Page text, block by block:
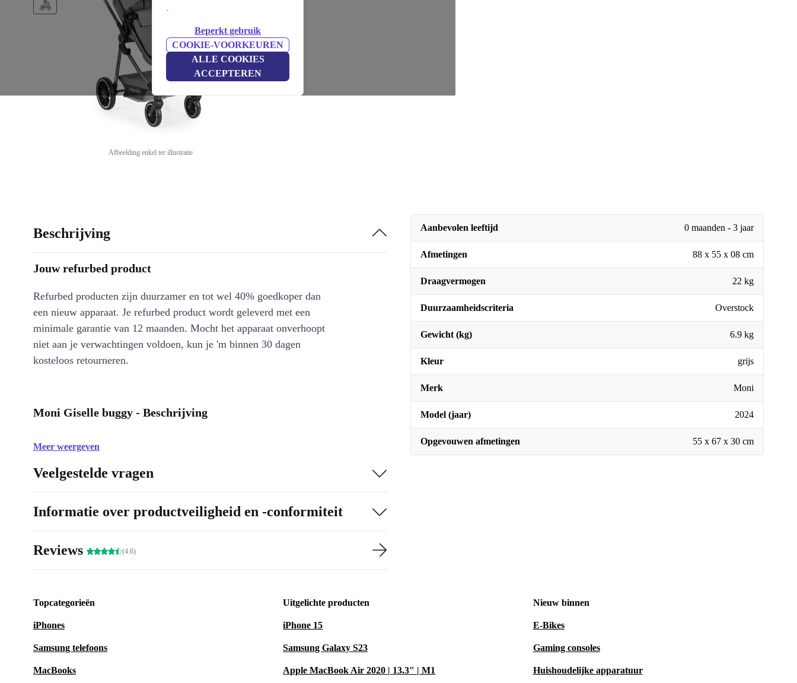
.
Beperkt gebruik
COOKIE-VOORKEUREN
ALLE COOKIES
ACCEPTEREN
Afbeelding enkel ter illustratie
Aanbevolen leeftijd 0 maanden - 3 jaar
Afmetingen 88 x 55 x 08 cm
Draagvermogen 22 kg
Duurzaamheidscriteria Overstock
Gewicht (kg) 6.9 kg
Kleur grijs
Merk Moni
Model (jaar) 2024
Opgevouwen afmetingen 55 x 67 x 30 cm
Beschrijving
Jouw refurbed product
Refurbed producten zijn duurzamer en tot wel 40% goedkoper dan
een nieuw apparaat. Je refurbed product wordt geleverd met een
minimale garantie van 12 maanden. Mocht het apparaat onverhoopt
niet aan je verwachtingen voldoen, kun je 'm binnen 30 dagen
kosteloos retourneren.
Moni Giselle buggy - Beschrijving
Meer weergeven
Veelgestelde vragen
Informatie over productveiligheid en -conformiteit
Reviews (4.6)
Topcategorieën
iPhones
Samsung telefoons
MacBooks
Uitgelichte producten
iPhone 15
Samsung Galaxy S23
Apple MacBook Air 2020 | 13.3" | M1
Nieuw binnen
E-Bikes
Gaming consoles
Huishoudelijke apparatuur